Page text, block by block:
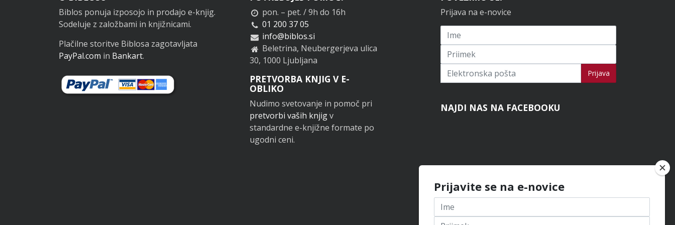
Biblos ponuja izposojo in prodajo e-knjig.
Sodeluje z založbami in knjižnicami.
Plačilne storitve Biblosa zagotavljata
PayPal.com in Bankart.
pon. – pet. / 9h do 16h
01 200 37 05
info@biblos.si
Beletrina, Neubergerjeva ulica
30, 1000 Ljubljana
PRETVORBA KNJIG V E-
OBLIKO
Nudimo svetovanje in pomoč pri
pretvorbi vaših knjigv
standardne e-knjižne formate po
ugodni ceni.
Prijava na e-novice
Prijavi se na novice Prijava
NAJDI NAS NA FACEBOOKU
Prijavite se na e-novice